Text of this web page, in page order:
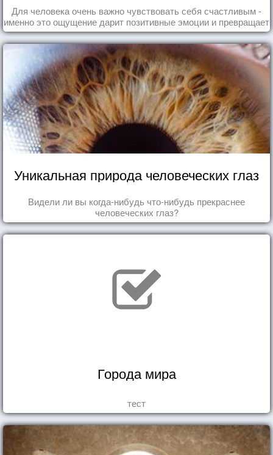
Для человека очень важно чувствовать себя счастливым -
именно это ощущение дарит позитивные эмоции и превращает
каждый день в маленький праздник.
Уникальная природа человеческих глаз
Видели ли вы когда-нибудь что-нибудь прекраснее
человеческих глаз?
Города мира
тест